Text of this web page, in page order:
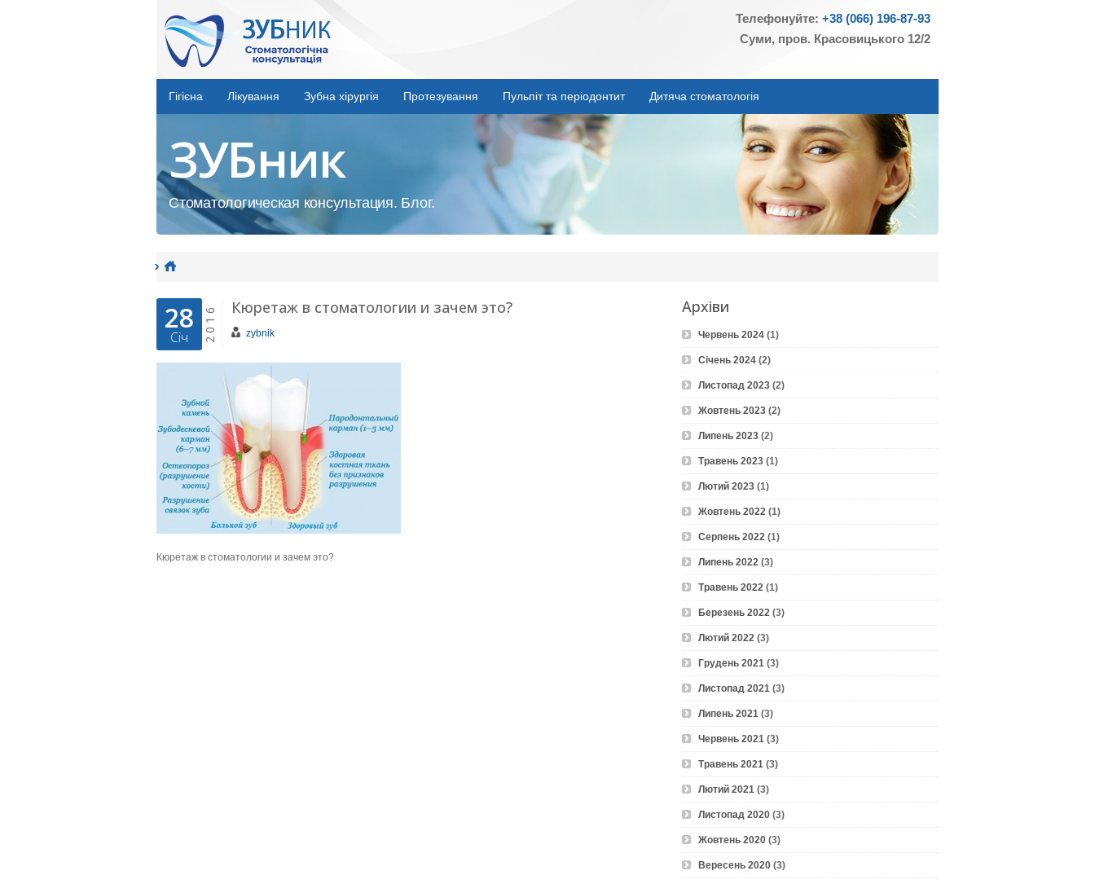
Телефонуйте: +38 (066) 196-87-93
Суми, пров. Красовицького 12/2
Гігієна Лікування Зубна хірургія Протезування Пульпіт та періодонтит Дитяча стоматологія
ЗУБник
Стоматологическая консультация. Блог.
28
Січ 2016 Кюретаж в стоматологии и зачем это?
zybnik
Кюретаж в стоматологии и зачем это?
Архіви
Червень 2024 (1)
Січень 2024 (2)
Листопад 2023 (2)
Жовтень 2023 (2)
Липень 2023 (2)
Травень 2023 (1)
Лютий 2023 (1)
Жовтень 2022 (1)
Серпень 2022 (1)
Липень 2022 (3)
Травень 2022 (1)
Березень 2022 (3)
Лютий 2022 (3)
Грудень 2021 (3)
Листопад 2021 (3)
Липень 2021 (3)
Червень 2021 (3)
Травень 2021 (3)
Лютий 2021 (3)
Листопад 2020 (3)
Жовтень 2020 (3)
Вересень 2020 (3)